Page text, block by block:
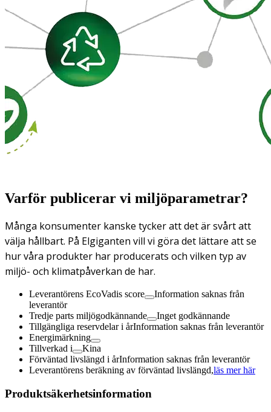
Varför publicerar vi miljöparametrar?
Många konsumenter kanske tycker att det är svårt att
välja hållbart. På Elgiganten vill vi göra det lättare att se
hur våra produkter har producerats och vilken typ av
miljö- och klimatpåverkan de har.
Leverantörens EcoVadis score
Information saknas från
leverantör
Tredje parts miljögodkännande
Inget godkännande
Tillgängliga reservdelar i årInformation saknas från leverantör
Energimärkning
Tillverkad i
Kina
Förväntad livslängd i årInformation saknas från leverantör
Leverantörens beräkning av förväntad livslängd,läs mer här
Produktsäkerhetsinformation